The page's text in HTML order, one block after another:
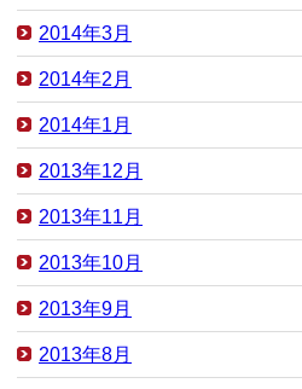
2014年3月
2014年2月
2014年1月
2013年12月
2013年11月
2013年10月
2013年9月
2013年8月